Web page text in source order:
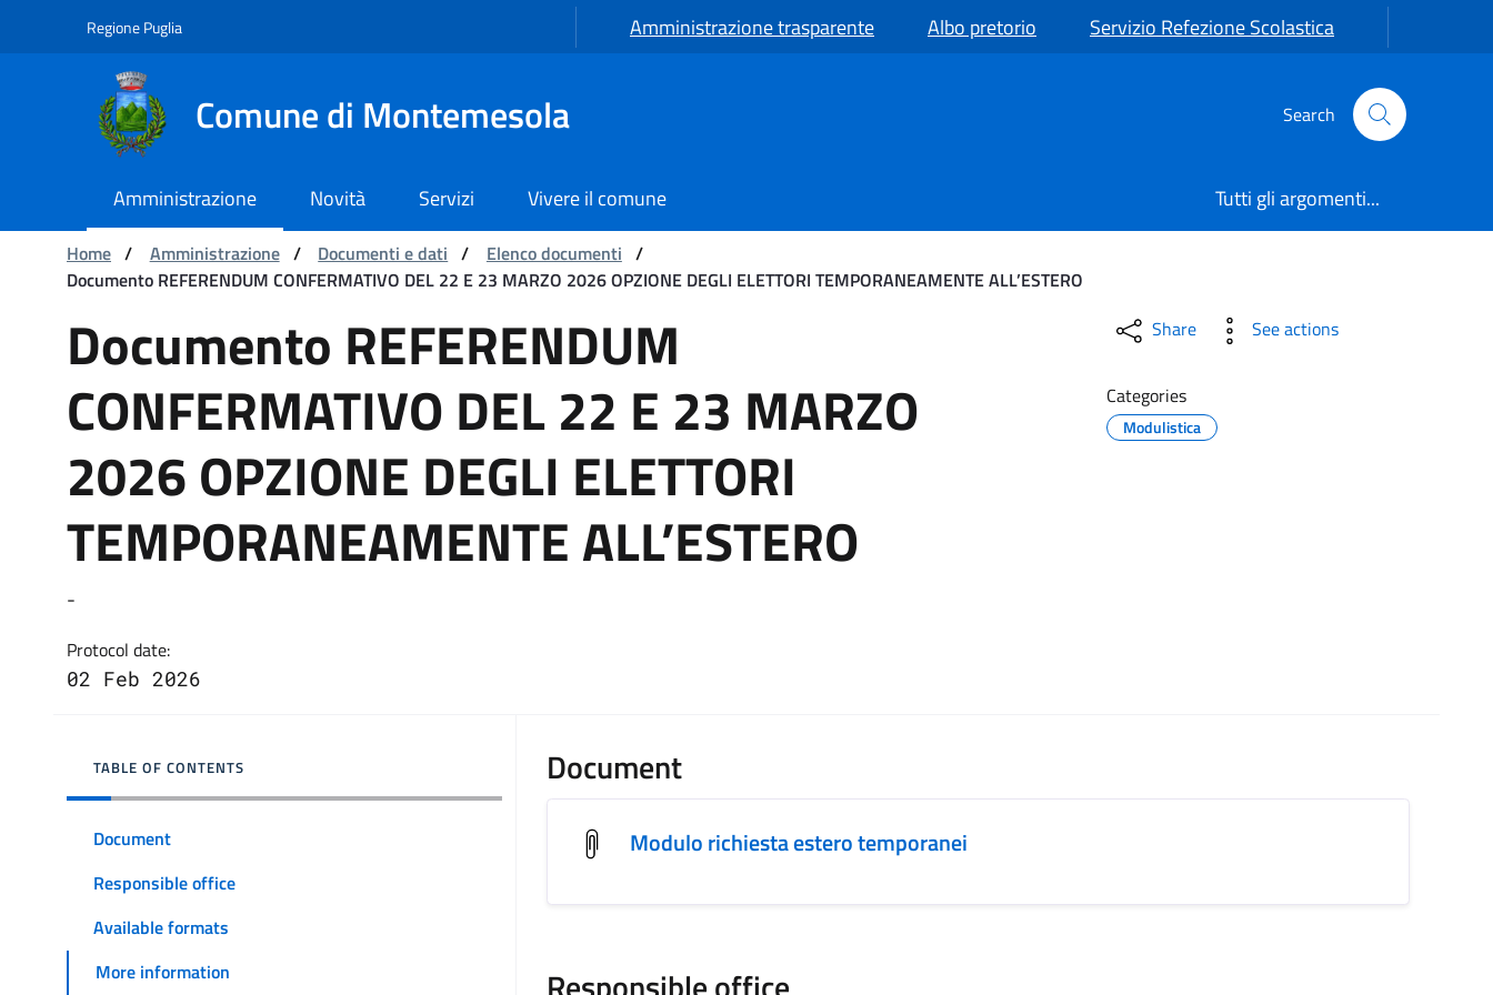
Navigation
Skip to Content
Regione Puglia Amministrazione trasparente Albo pretorio Servizio Refezione Scolastica
Comune di Montemesola Search
Amministrazione Novità Servizi Vivere il comune
Tutti gli argomenti...
You are:
Home / Amministrazione / Documenti e dati / Elenco documenti /
Documento REFERENDUM CONFERMATIVO DEL 22 E 23 MARZO 2026 OPZIONE DEGLI ELETTORI TEMPORANEAMENTE ALL’ESTERO
Documento REFERENDUM CONFERMATIVO DEL 22 E 23 MARZO 2026
Documento REFERENDUM
CONFERMATIVO DEL 22 E 23 MARZO
2026 OPZIONE DEGLI ELETTORI
TEMPORANEAMENTE ALL’ESTERO
-
Protocol date:
02 Feb 2026
Share See actions
Categories
Modulistica
TABLE OF CONTENTS
Document
Responsible office
Available formats
More information
Document
Modulo richiesta estero temporanei